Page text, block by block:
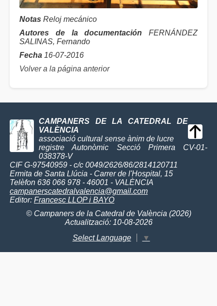
Notas Reloj mecánico
Autores de la documentación FERNÁNDEZ
SALINAS, Fernando
Fecha 16-07-2016
Volver a la página anterior
CAMPANERS DE LA CATEDRAL DE
VALÈNCIA
associació cultural sense ànim de lucre
registre Autonòmic Secció Primera CV-01-
038378-V
CIF G-97540959 - c/c 0049/2626/86/2814120711
Ermita de Santa Llúcia - Carrer de l'Hospital, 15
Telèfon 636 066 978 - 46001 - VALÈNCIA
campanerscatedralvalencia@gmail.com
Editor: Francesc LLOP i BAYO
© Campaners de la Catedral de València (2026)
Actualització: 10-08-2026
Select Language
▼